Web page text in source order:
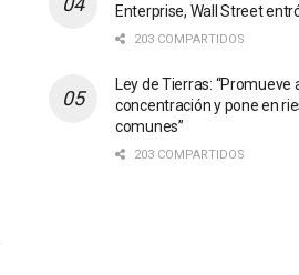
Enterprise, Wall Street
203 COMPARTIDOS
Ley de Tierras: “Promueve
concentración y pone en
comunes”
203 COMPARTIDOS